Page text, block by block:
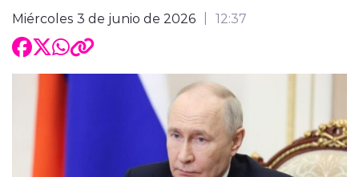
Miércoles 3 de junio de 2026 12:37